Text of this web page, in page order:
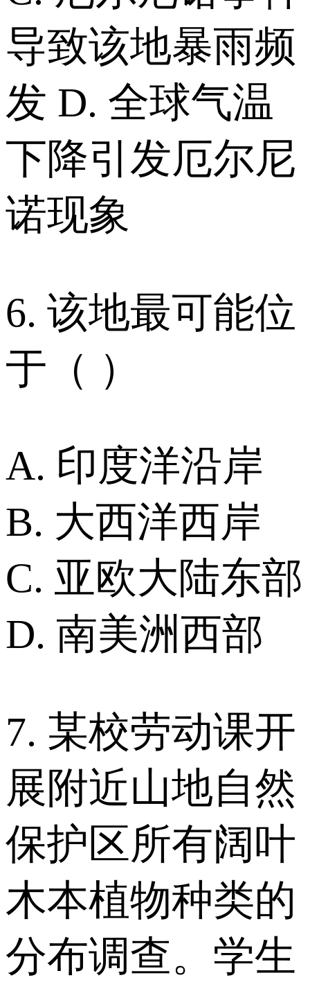
导致该地暴雨频
发 D. 全球气温
下降引发厄尔尼
诺现象
6. 该地最可能位
于（ ）
A. 印度洋沿岸
B. 大西洋西岸
C. 亚欧大陆东部
D. 南美洲西部
7. 某校劳动课开
展附近山地自然
保护区所有阔叶
木本植物种类的
分布调查。学生